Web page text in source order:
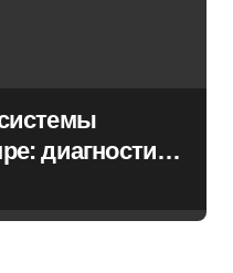
диагностика,
деталей